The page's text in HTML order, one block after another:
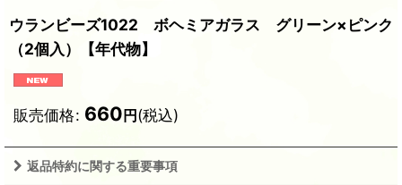
ウランビーズ1022 ボヘミアガラス グリーン×ピンク
（2個入）【年代物】
販売価格: 660円(税込)
返品特約に関する重要事項